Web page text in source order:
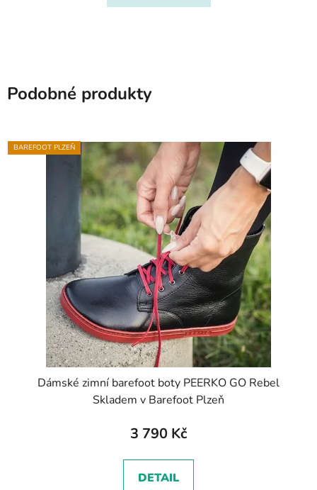
Podobné produkty
BAREFOOT PLZEŇ
Dámské zimní barefoot boty PEERKO GO Rebel
Skladem v Barefoot Plzeň
3 790 Kč
DETAIL